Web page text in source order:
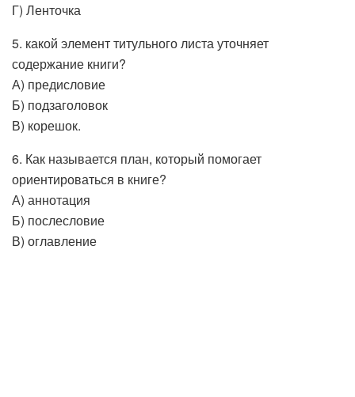
Г) Ленточка
5. какой элемент титульного листа уточняет
содержание книги?
А) предисловие
Б) подзаголовок
В) корешок.
6. Как называется план, который помогает
ориентироваться в книге?
А) аннотация
Б) послесловие
В) оглавление